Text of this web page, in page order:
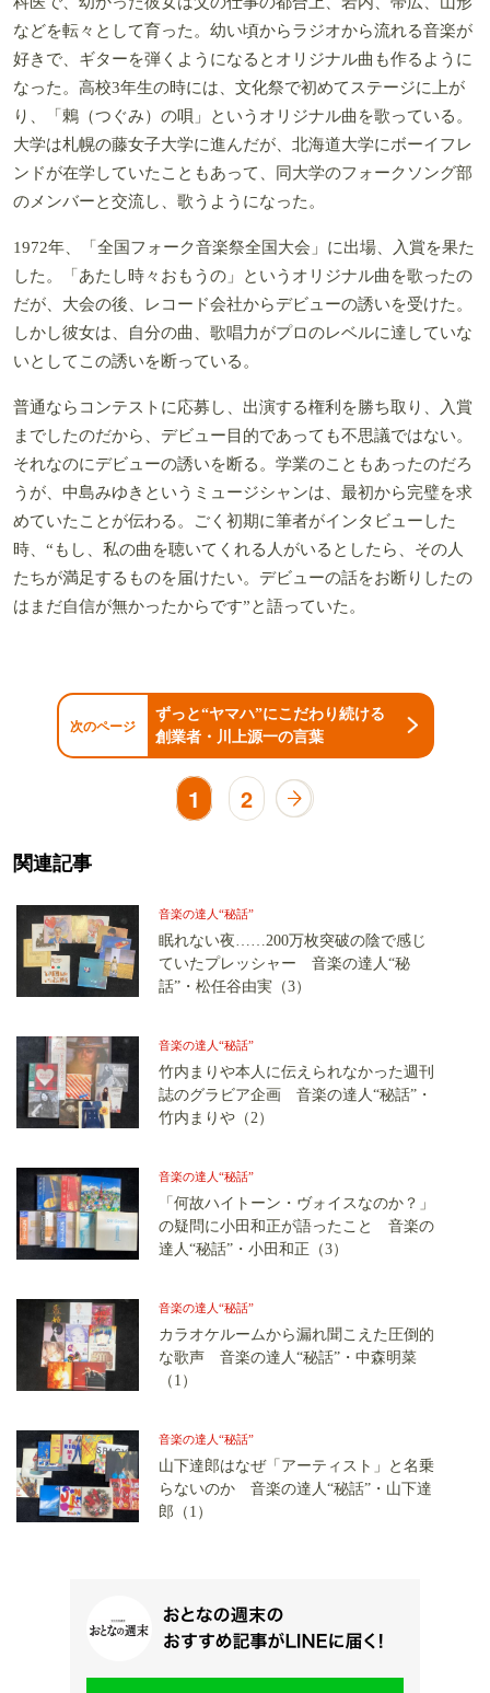
などを転々として育った。幼い頃からラジオから流れる音楽が
好きで、ギターを弾くようになるとオリジナル曲も作るように
なった。高校3年生の時には、文化祭で初めてステージに上が
り、「鶇（つぐみ）の唄」というオリジナル曲を歌っている。
大学は札幌の藤女子大学に進んだが、北海道大学にボーイフレ
ンドが在学していたこともあって、同大学のフォークソング部
のメンバーと交流し、歌うようになった。
1972年、「全国フォーク音楽祭全国大会」に出場、入賞を果た
した。「あたし時々おもうの」というオリジナル曲を歌ったの
だが、大会の後、レコード会社からデビューの誘いを受けた。
しかし彼女は、自分の曲、歌唱力がプロのレベルに達していな
いとしてこの誘いを断っている。
普通ならコンテストに応募し、出演する権利を勝ち取り、入賞
までしたのだから、デビュー目的であっても不思議ではない。
それなのにデビューの誘いを断る。学業のこともあったのだろ
うが、中島みゆきというミュージシャンは、最初から完璧を求
めていたことが伝わる。ごく初期に筆者がインタビューした
時、“もし、私の曲を聴いてくれる人がいるとしたら、その人
たちが満足するものを届けたい。デビューの話をお断りしたの
はまだ自信が無かったからです”と語っていた。
次のページ
ずっと“ヤマハ”にこだわり続ける
創業者・川上源一の言葉
1 2
関連記事
音楽の達人“秘話”
眠れない夜……200万枚突破の陰で感じ
ていたプレッシャー 音楽の達人“秘
話”・松任谷由実（3）
音楽の達人“秘話”
竹内まりや本人に伝えられなかった週刊
誌のグラビア企画 音楽の達人“秘話”・
竹内まりや（2）
音楽の達人“秘話”
「何故ハイトーン・ヴォイスなのか？」
の疑問に小田和正が語ったこと 音楽の
達人“秘話”・小田和正（3）
音楽の達人“秘話”
カラオケルームから漏れ聞こえた圧倒的
な歌声 音楽の達人“秘話”・中森明菜
（1）
音楽の達人“秘話”
山下達郎はなぜ「アーティスト」と名乗
らないのか 音楽の達人“秘話”・山下達
郎（1）